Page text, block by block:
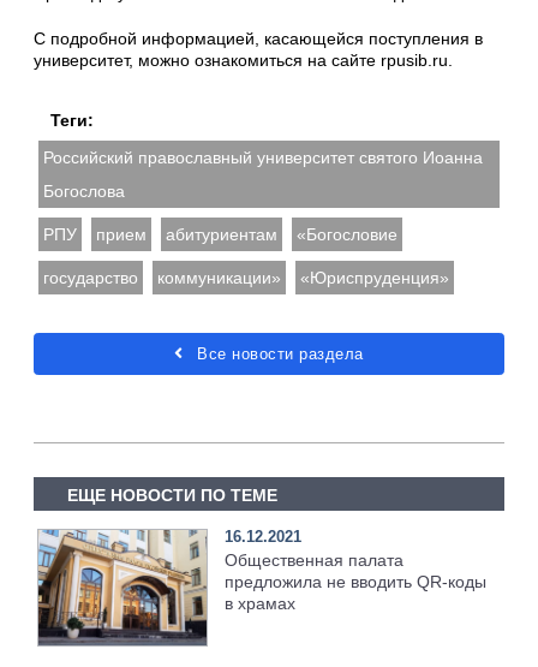
С подробной информацией, касающейся поступления в
университет, можно ознакомиться на сайте rpusib.ru.
Теги:
Российский православный университет святого Иоанна
Богослова
РПУ прием абитуриентам «Богословие
государство коммуникации» «Юриспруденция»
Все новости раздела
ЕЩЕ НОВОСТИ ПО ТЕМЕ
16.12.2021
Общественная палата
предложила не вводить QR-коды
в храмах